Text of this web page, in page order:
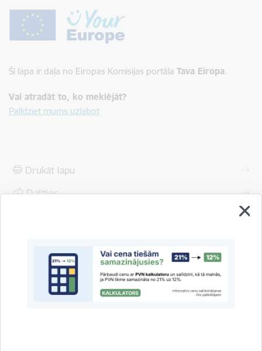
Šī lapa ir daļa no Eiropas Komisijas portāla Tava Eiropa.
Vai atradāt to, ko meklējāt?
Palīdziet mums uzlabot
Drukāt lapu
Dalīties